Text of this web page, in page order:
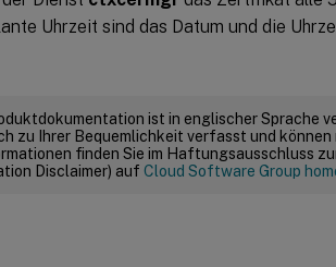
Uhrzeit sind das Datum und die
ist in englischer Sprache
zu Ihrer Bequemlichkeit verfasst und
finden Sie im Haftungsausschluss
Disclaimer) auf Cloud Software Group